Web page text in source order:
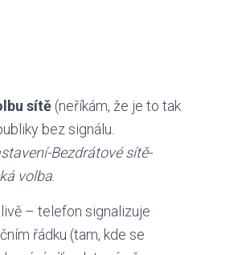
sítě (neříkám, že je to tak
bez signálu.
Bezdrátové sítě-
volba
– telefon signalizuje
řádku (tam, kde se